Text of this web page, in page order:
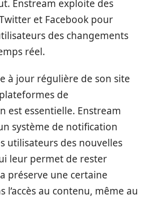
Enstream exploite des
et Facebook pour
des changements
réel.
à jour régulière de son site
de
est essentielle. Enstream
système de notification
utilisateurs des nouvelles
leur permet de rester
préserve une certaine
l’accès au contenu, même au